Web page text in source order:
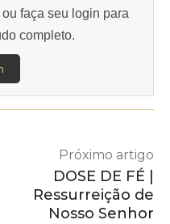
faça seu login para
completo.
Próximo artigo
DOSE DE FÉ |
Ressurreição de
Nosso Senhor